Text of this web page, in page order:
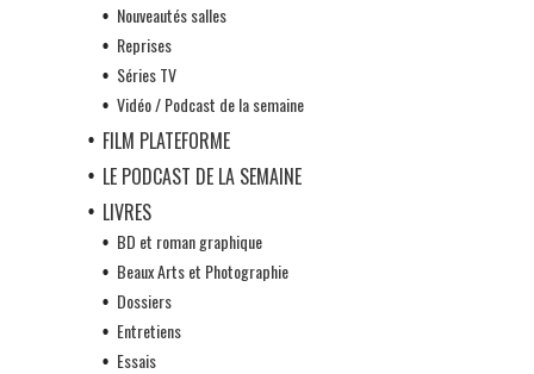
Nouveautés salles
Reprises
Séries TV
Vidéo / Podcast de la semaine
FILM PLATEFORME
LE PODCAST DE LA SEMAINE
LIVRES
BD et roman graphique
Beaux Arts et Photographie
Dossiers
Entretiens
Essais